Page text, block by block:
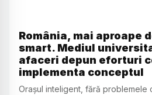
România, mai aproape
smart. Mediul
afaceri depun eforturi
implementa conceptul
Orașul inteligent, fără problemele